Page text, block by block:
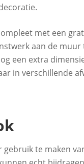
met een
aan de muur
een extra
in verschillende
te maken